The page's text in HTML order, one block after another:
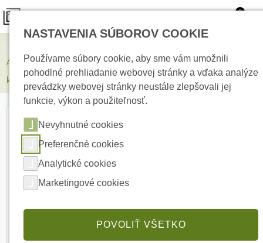
0
AJAX Superior KeyPad TouchScreen Fibra White Drôtová
klávesnica
NASTAVENIA SÚBOROV COOKIE
Používame súbory cookie, aby sme vám umožnili
pohodlné prehliadanie webovej stránky a vďaka analýze
prevádzky webovej stránky neustále zlepšovali jej
funkcie, výkon a použiteľnosť.
Nevyhnutné cookies
Preferenčné cookies
Analytické cookies
Marketingové cookies
POVOLIŤ VŠETKO